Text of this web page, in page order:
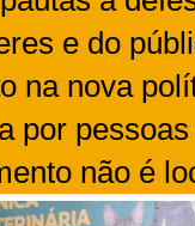
e do
na nova
por
não é